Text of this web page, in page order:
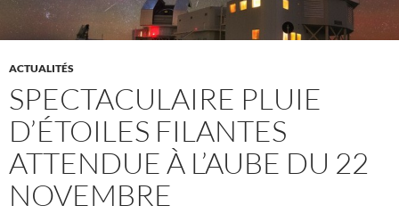
ACTUALITÉS
SPECTACULAIRE PLUIE
D’ÉTOILES FILANTES
ATTENDUE À L’AUBE DU 22
NOVEMBRE